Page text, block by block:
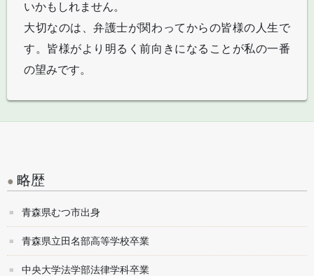
いかもしれません。
大切なのは、弁護士が関わってからの皆様の人生で
す。皆様がより明るく前向きになることが私の一番
の望みです。
略歴
青森県むつ市出身
青森県立田名部高等学校卒業
中央大学法学部法律学科卒業